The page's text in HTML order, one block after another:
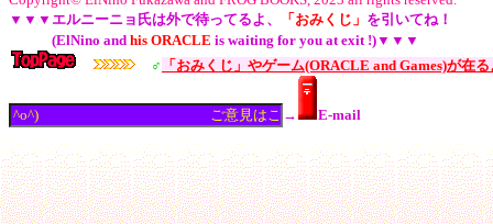
▼▼▼エルニーニョ氏は外で待ってるよ、
「おみくじ」 を引いてね！
(ElNino and his ORACLE is waiting for you at exit !)▼▼▼
♂ 「おみくじ」やゲーム(ORACLE and Games)が在
→ E-mail